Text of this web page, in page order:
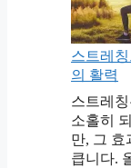
스트레
의 활력
스트레
소홀히
만, 그 효
큽니다.